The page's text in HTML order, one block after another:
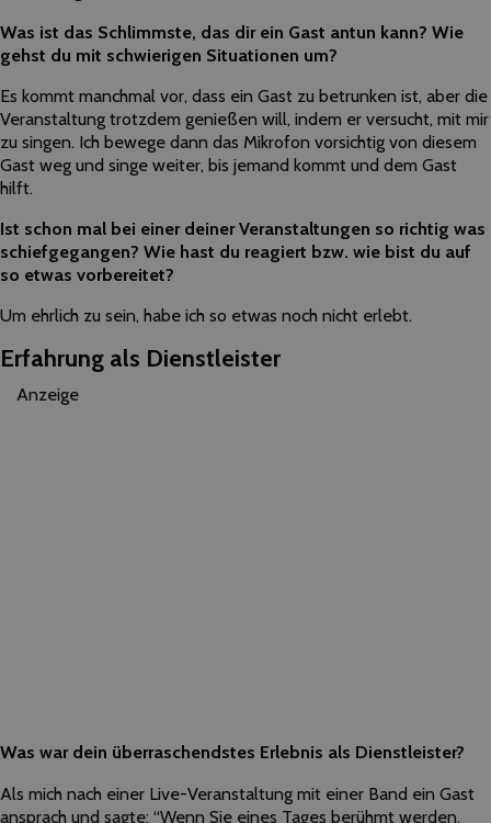
Was ist das Schlimmste, das dir ein Gast antun kann? Wie
gehst du mit schwierigen Situationen um?
Es kommt manchmal vor, dass ein Gast zu betrunken ist, aber die
Veranstaltung trotzdem genießen will, indem er versucht, mit mir
zu singen. Ich bewege dann das Mikrofon vorsichtig von diesem
Gast weg und singe weiter, bis jemand kommt und dem Gast
hilft.
Ist schon mal bei einer deiner Veranstaltungen so richtig was
schiefgegangen? Wie hast du reagiert bzw. wie bist du auf
so etwas vorbereitet?
Um ehrlich zu sein, habe ich so etwas noch nicht erlebt.
Erfahrung als Dienstleister
Anzeige
Was war dein überraschendstes Erlebnis als Dienstleister?
Als mich nach einer Live-Veranstaltung mit einer Band ein Gast
ansprach und sagte: “Wenn Sie eines Tages berühmt werden,